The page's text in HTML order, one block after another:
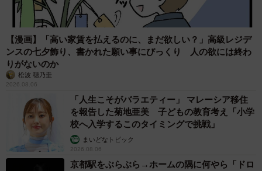
【漫画】「高い家賃を払えるのに、まだ欲しい？」高級レジデ
ンスの七夕飾り、書かれた願い事にびっくり 人の欲には終わ
りがないのか
松波 穂乃圭
2026.08.06
「人生こそがバラエティー」 マレーシア移住
を報告した菊地亜美 子どもの教育考え「小学
校へ入学するこのタイミングで挑戦」
まいどなトピック
2026.08.06
京都駅をぶらぶら→ホームの隅に何やら「ドロ